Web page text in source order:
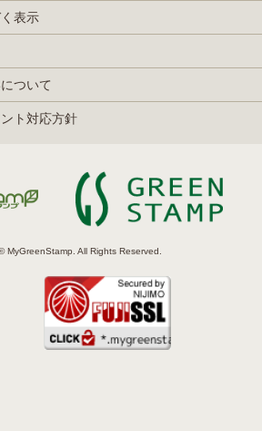
表示
ついて
ト対応方針
MyGreenStamp. All Rights Reserved.